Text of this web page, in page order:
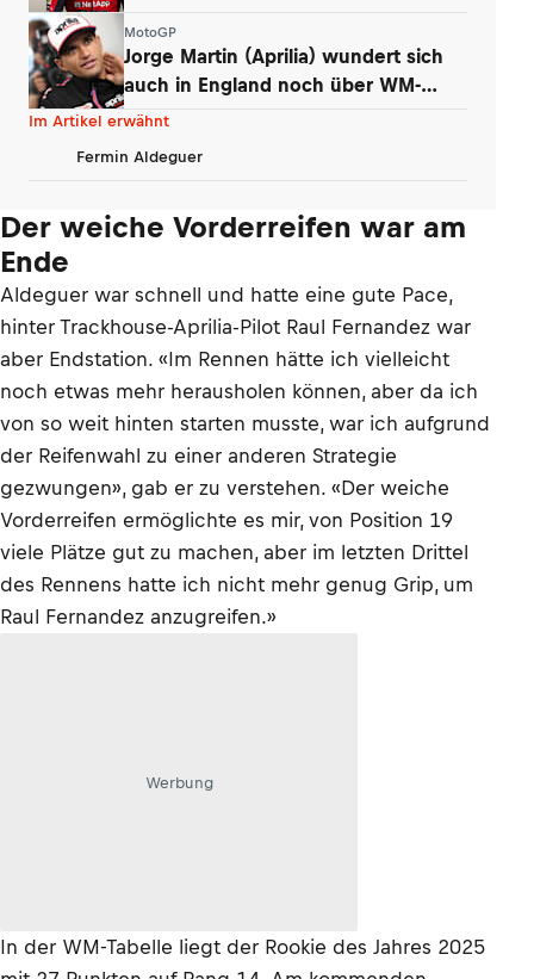
MotoGP
Jorge Martin (Aprilia) wundert sich
auch in England noch über WM-
Führung
Im Artikel erwähnt
Fermin Aldeguer
Der weiche Vorderreifen war am
Ende
Aldeguer war schnell und hatte eine gute Pace,
hinter Trackhouse-Aprilia-Pilot Raul Fernandez war
aber Endstation. «Im Rennen hätte ich vielleicht
noch etwas mehr herausholen können, aber da ich
von so weit hinten starten musste, war ich aufgrund
der Reifenwahl zu einer anderen Strategie
gezwungen», gab er zu verstehen. «Der weiche
Vorderreifen ermöglichte es mir, von Position 19
viele Plätze gut zu machen, aber im letzten Drittel
des Rennens hatte ich nicht mehr genug Grip, um
Raul Fernandez anzugreifen.»
Werbung
In der WM-Tabelle liegt der Rookie des Jahres 2025